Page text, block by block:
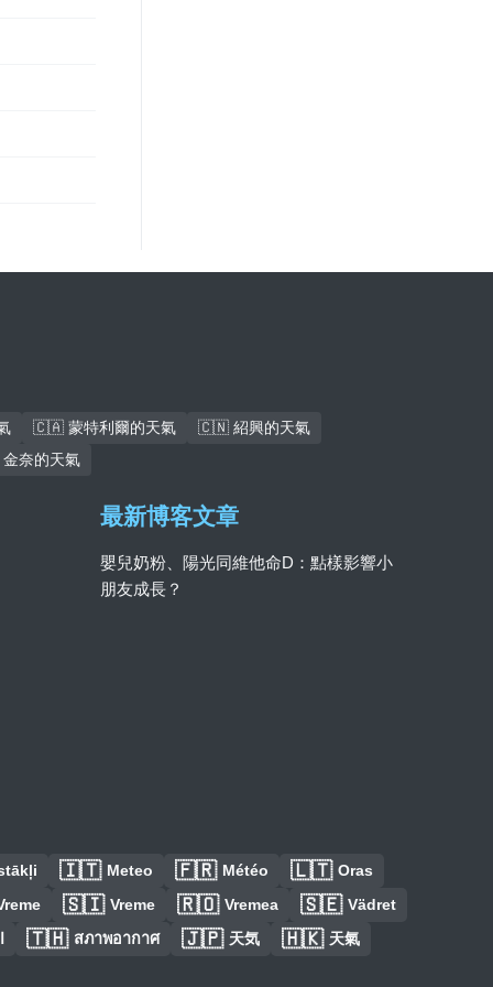
🇨🇦 蒙特利爾的天氣
🇨🇳 紹興的天氣
奈的天氣
最新博客文章
嬰兒奶粉、陽光同維他命D：點樣影響小
朋友成長？
🇮🇹 Meteo 🇫🇷 Météo 🇱🇹 Oras
🇸🇮 Vreme 🇷🇴 Vremea 🇸🇪 Vädret
🇹🇭 สภาพอากาศ 🇯🇵 天気 🇭🇰 天氣